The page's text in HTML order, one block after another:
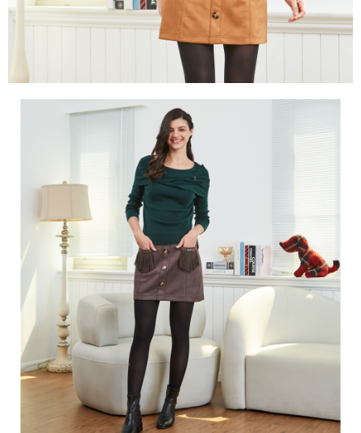
１．透過由恩沛科技股份有限公司提供之「AFTEE先享後付」服務完成之交
易，需依本服務之必要範圍內提供個人資料，並將交易相關給付款項請求債
權轉讓予恩沛科技股份有限公司。
２．關於個人資料處理事宜，請瀏覽以下網址：
https://aftee.tw/terms/#terms3
３．未成年的使用者請事先徵得法定代理人或監護人之同意方可使用
４．使用「AFTEE先享後付」時，將依據個別帳號之用戶狀況，依本公司即
時審查核予不同之上限額度；若仍有額度不足之情形，本公司將視審查結果
請求用戶進行身份認證。
５．嚴禁一人註冊多個帳號或使用他人資訊註冊。若發現惡意使用之情形，
恩沛科技股份有限公司將有權停止該用戶之使用額度並採取法律行動。
免運費